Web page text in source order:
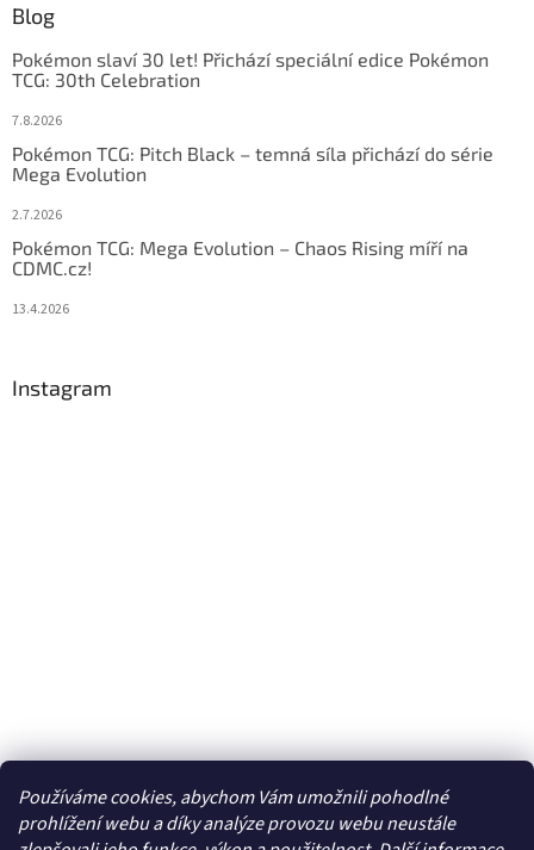
Používáme cookies, abychom Vám umožnili pohodlné
prohlížení webu a díky analýze provozu webu neustále
Blog
Pokémon slaví 30 let! Přichází speciální edice Pokémon
TCG: 30th Celebration
7.8.2026
Pokémon TCG: Pitch Black – temná síla přichází do série
Mega Evolution
2.7.2026
Pokémon TCG: Mega Evolution – Chaos Rising míří na
CDMC.cz!
13.4.2026
Instagram
Sledovat na Instagramu